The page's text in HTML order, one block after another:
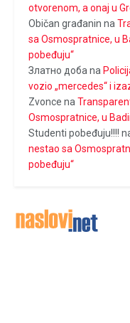
otvorenom, a onaj u
Običan građanin na
sa Osmospratnice, u
pobeđuju“
Златно доба na
vozio „mercedes“ i
Zvonce na
Osmospratnice, u
Studenti pobeđuju!!!!
nestao sa
pobeđuju“